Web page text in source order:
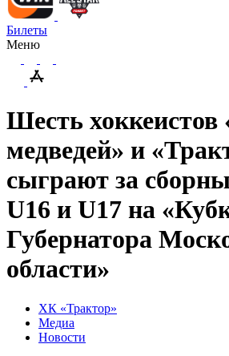
Билеты
Меню
Шесть
медведей» и
сыграют за
U16 и U17 на
Губернатора
области»
ХК «Трактор»
Медиа
Новости